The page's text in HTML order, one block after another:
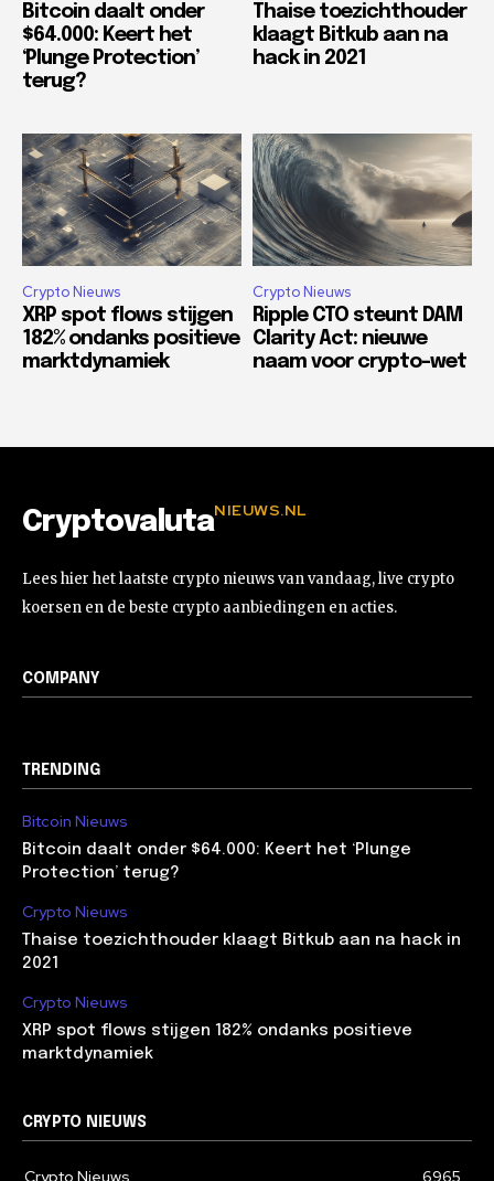
Bitcoin daalt onder
$64.000: Keert het
‘Plunge Protection’
terug?
Thaise toezichthouder
klaagt Bitkub aan na
hack in 2021
Crypto Nieuws
XRP spot flows stijgen
182% ondanks positieve
marktdynamiek
Crypto Nieuws
Ripple CTO steunt DAM
Clarity Act: nieuwe
naam voor crypto-wet
CryptovalutaNIEUWS.NL
Lees hier het laatste crypto nieuws van vandaag, live crypto
koersen en de beste crypto aanbiedingen en acties.
COMPANY
TRENDING
Bitcoin Nieuws
Bitcoin daalt onder $64.000: Keert het ‘Plunge
Protection’ terug?
Crypto Nieuws
Thaise toezichthouder klaagt Bitkub aan na hack in
2021
Crypto Nieuws
XRP spot flows stijgen 182% ondanks positieve
marktdynamiek
CRYPTO NIEUWS
Crypto Nieuws 6965